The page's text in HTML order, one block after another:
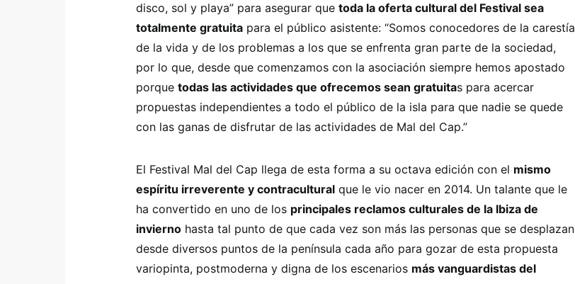
disco, sol y playa” para asegurar que toda la oferta cultural del Festival sea
totalmente gratuita para el público asistente: “Somos conocedores de la carestía
de la vida y de los problemas a los que se enfrenta gran parte de la sociedad,
por lo que, desde que comenzamos con la asociación siempre hemos apostado
porque todas las actividades que ofrecemos sean gratuitas para acercar
propuestas independientes a todo el público de la isla para que nadie se quede
con las ganas de disfrutar de las actividades de Mal del Cap.”
El Festival Mal del Cap llega de esta forma a su octava edición con el mismo
espíritu irreverente y contracultural que le vio nacer en 2014. Un talante que le
ha convertido en uno de los principales reclamos culturales de la Ibiza de
invierno hasta tal punto de que cada vez son más las personas que se desplazan
desde diversos puntos de la península cada año para gozar de esta propuesta
variopinta, postmoderna y digna de los escenarios más vanguardistas del